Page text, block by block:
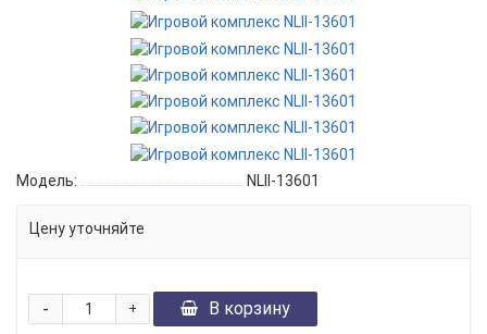
Модель: NLII-13601
Цену уточняйте
+
- В корзину